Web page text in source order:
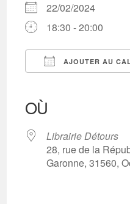
22/02/2024
18:30 - 20:00
AJOUTER AU
OÙ
Librairie Détours
28, rue de la
Garonne, 31560,